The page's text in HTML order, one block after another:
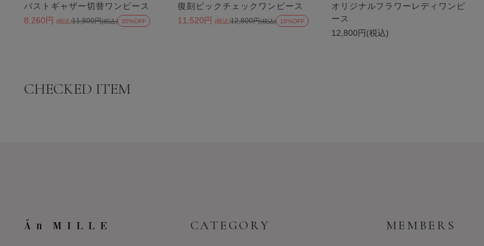
バストギャザー切替ワンピース
8,260円
(税込)11,800円(税込) 30%OFF
復刻ビックチェックワンピース
11,520円
(税込)12,800円(税込) 10%OFF
オリジナルフラワーレディワンピ
ース
12,800円(税込)
CHECKED ITEM
CATEGORY MEMBERS